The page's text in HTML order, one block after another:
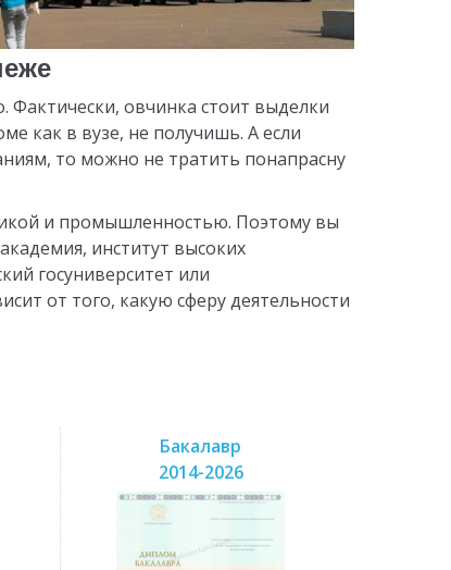
Фактически, овчинка стоит выделки
как в вузе, не получишь. А если
то можно не тратить понапрасну
и промышленностью. Поэтому вы
институт высоких
госуниверситет или
от того, какую сферу деятельности
Бакалавр
2014-2026